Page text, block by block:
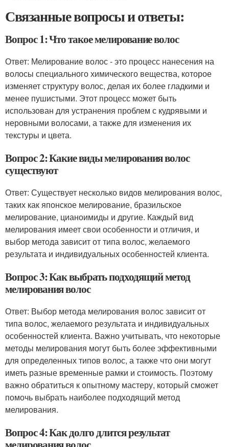
Связанные вопросы и ответы:
Вопрос 1: Что такое мелирование волос
Ответ: Мелирование волос - это процесс нанесения на
волосы специального химического вещества, которое
изменяет структуру волос, делая их более гладкими и
менее пушистыми. Этот процесс может быть
использован для устранения проблем с кудрявыми и
неровными волосами, а также для изменения их
текстуры и цвета.
Вопрос 2: Какие виды мелирования волос
существуют
Ответ: Существует несколько видов мелирования волос,
таких как японское мелирование, бразильское
мелирование, цианоимиды и другие. Каждый вид
мелирования имеет свои особенности и отличия, и
выбор метода зависит от типа волос, желаемого
результата и индивидуальных особенностей клиента.
Вопрос 3: Как выбрать подходящий метод
мелирования волос
Ответ: Выбор метода мелирования волос зависит от
типа волос, желаемого результата и индивидуальных
особенностей клиента. Важно учитывать, что некоторые
методы мелирования могут быть более эффективными
для определенных типов волос, а также что они могут
иметь разные временные рамки и стоимость. Поэтому
важно обратиться к опытному мастеру, который сможет
помочь выбрать наиболее подходящий метод
мелирования.
Вопрос 4: Как долго длится результат